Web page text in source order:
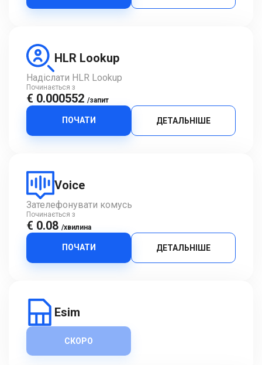
HLR Lookup
Надіслати HLR Lookup
Починається з
€ 0.000552 /запит
ПОЧАТИ ДЕТАЛЬНІШЕ
Voice
Зателефонувати комусь
Починається з
€ 0.08 /хвилина
ПОЧАТИ ДЕТАЛЬНІШЕ
Esim
СКОРО